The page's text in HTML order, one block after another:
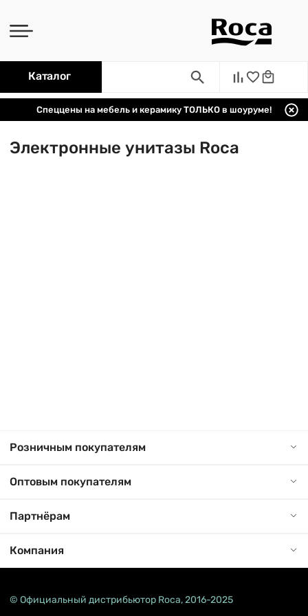
Каталог
Спеццены на мебель и керамику ТОЛЬКО в шоуруме!
Электронные унитазы Roca
Розничным покупателям
Оптовым покупателям
Партнёрам
Компания
© Официальный дистрибьютор Roca, 2016-2025